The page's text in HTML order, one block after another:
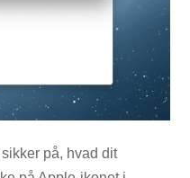
på, hvad dit